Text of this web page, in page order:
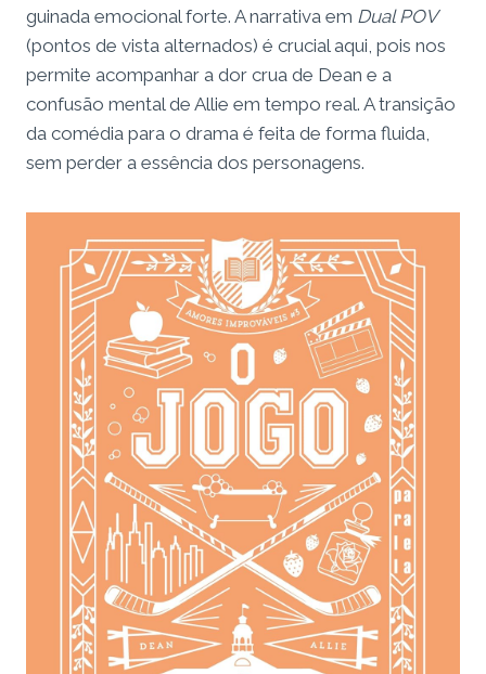
guinada emocional forte. A narrativa em Dual POV
(pontos de vista alternados) é crucial aqui, pois nos
permite acompanhar a dor crua de Dean e a
confusão mental de Allie em tempo real. A transição
da comédia para o drama é feita de forma fluida,
sem perder a essência dos personagens.